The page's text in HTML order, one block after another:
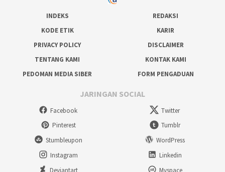
INDEKS
REDAKSI
KODE ETIK
KARIR
PRIVACY POLICY
DISCLAIMER
TENTANG KAMI
KONTAK KAMI
PEDOMAN MEDIA SIBER
FORM PENGADUAN
JARINGAN SOCIAL
Facebook
Twitter
Pinterest
Tumblr
Stumbleupon
WordPress
Instagram
Linkedin
Deviantart
Myspace